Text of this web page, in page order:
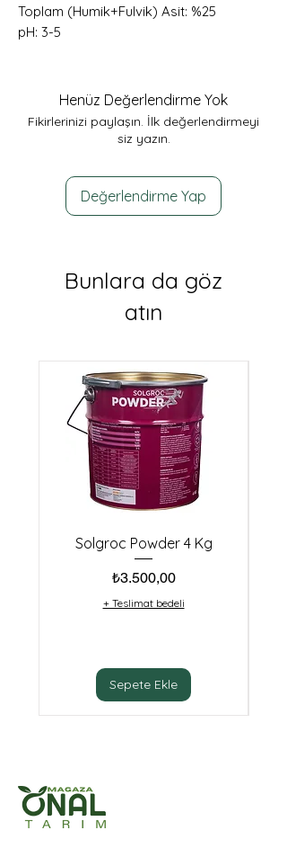
Toplam (Humik+Fulvik) Asit: %25
pH: 3-5
Henüz Değerlendirme Yok
Fikirlerinizi paylaşın. İlk değerlendirmeyi
siz yazın.
Değerlendirme Yap
Bunlara da göz
atın
Solgroc Powder 4 Kg
Fiyat
₺3.500,00
+ Teslimat bedeli
Sepete Ekle